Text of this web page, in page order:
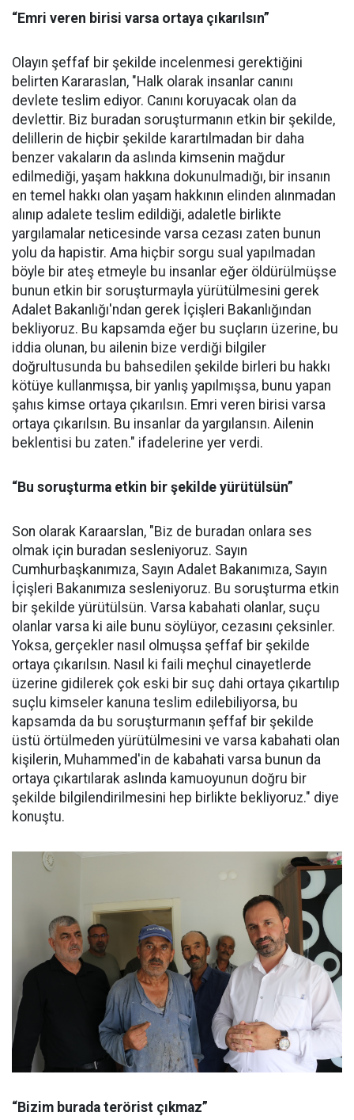
“Emri veren birisi varsa ortaya çıkarılsın”
Olayın şeffaf bir şekilde incelenmesi gerektiğini
belirten Kararaslan, "Halk olarak insanlar canını
devlete teslim ediyor. Canını koruyacak olan da
devlettir. Biz buradan soruşturmanın etkin bir şekilde,
delillerin de hiçbir şekilde karartılmadan bir daha
benzer vakaların da aslında kimsenin mağdur
edilmediği, yaşam hakkına dokunulmadığı, bir insanın
en temel hakkı olan yaşam hakkının elinden alınmadan
alınıp adalete teslim edildiği, adaletle birlikte
yargılamalar neticesinde varsa cezası zaten bunun
yolu da hapistir. Ama hiçbir sorgu sual yapılmadan
böyle bir ateş etmeyle bu insanlar eğer öldürülmüşse
bunun etkin bir soruşturmayla yürütülmesini gerek
Adalet Bakanlığı'ndan gerek İçişleri Bakanlığından
bekliyoruz. Bu kapsamda eğer bu suçların üzerine, bu
iddia olunan, bu ailenin bize verdiği bilgiler
doğrultusunda bu bahsedilen şekilde birleri bu hakkı
kötüye kullanmışsa, bir yanlış yapılmışsa, bunu yapan
şahıs kimse ortaya çıkarılsın. Emri veren birisi varsa
ortaya çıkarılsın. Bu insanlar da yargılansın. Ailenin
beklentisi bu zaten." ifadelerine yer verdi.
“Bu soruşturma etkin bir şekilde yürütülsün”
Son olarak Karaarslan, "Biz de buradan onlara ses
olmak için buradan sesleniyoruz. Sayın
Cumhurbaşkanımıza, Sayın Adalet Bakanımıza, Sayın
İçişleri Bakanımıza sesleniyoruz. Bu soruşturma etkin
bir şekilde yürütülsün. Varsa kabahati olanlar, suçu
olanlar varsa ki aile bunu söylüyor, cezasını çeksinler.
Yoksa, gerçekler nasıl olmuşsa şeffaf bir şekilde
ortaya çıkarılsın. Nasıl ki faili meçhul cinayetlerde
üzerine gidilerek çok eski bir suç dahi ortaya çıkartılıp
suçlu kimseler kanuna teslim edilebiliyorsa, bu
kapsamda da bu soruşturmanın şeffaf bir şekilde
üstü örtülmeden yürütülmesini ve varsa kabahati olan
kişilerin, Muhammed'in de kabahati varsa bunun da
ortaya çıkartılarak aslında kamuoyunun doğru bir
şekilde bilgilendirilmesini hep birlikte bekliyoruz." diye
konuştu.
“Bizim burada terörist çıkmaz”